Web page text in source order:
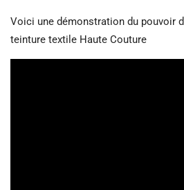
Voici une démonstration du pouvoir
teinture textile Haute Couture